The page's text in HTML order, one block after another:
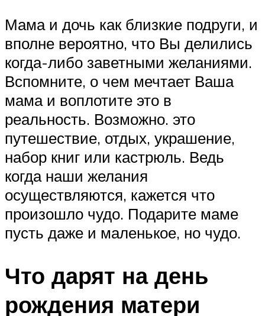
Мама и дочь как близкие подруги, и
вполне вероятно, что Вы делились
когда-либо заветными желаниями.
Вспомните, о чем мечтает Ваша
мама и воплотите это в
реальность. Возможно. это
путешествие, отдых, украшение,
набор книг или кастрюль. Ведь
когда наши желания
осуществляются, кажется что
произошло чудо. Подарите маме
пусть даже и маленькое, но чудо.
Что дарят на день
рождения матери